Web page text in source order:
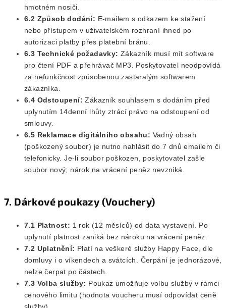
hmotném nosiči.
6.2 Způsob dodání: E-mailem s odkazem ke stažení
nebo přístupem v uživatelském rozhraní ihned po
autorizaci platby přes platební bránu.
6.3 Technické požadavky: Zákazník musí mít software
pro čtení PDF a přehrávač MP3. Poskytovatel neodpovídá
za nefunkčnost způsobenou zastaralým softwarem
zákazníka.
6.4 Odstoupení: Zákazník souhlasem s dodáním před
uplynutím 14denní lhůty ztrácí právo na odstoupení od
smlouvy.
6.5 Reklamace digitálního obsahu: Vadný obsah
(poškozený soubor) je nutno nahlásit do 7 dnů emailem či
telefonicky. Je-li soubor poškozen, poskytovatel zašle
soubor nový; nárok na vrácení peněz nevzniká.
7. Dárkové poukazy (Vouchery)
7.1 Platnost: 1 rok (12 měsíců) od data vystavení. Po
uplynutí platnost zaniká bez nároku na vrácení peněz.
7.2 Uplatnění: Platí na veškeré služby Happy Face, dle
domluvy i o víkendech a svátcích. Čerpání je jednorázové,
nelze čerpat po částech.
7.3 Volba služby: Poukaz umožňuje volbu služby v rámci
cenového limitu (hodnota voucheru musí odpovídat ceně